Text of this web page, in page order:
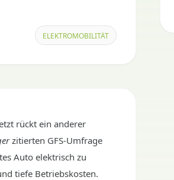
ELEKTROMOBILITÄT
rückt ein anderer
zitierten GFS-Umfrage
Auto elektrisch zu
tiefe Betriebskosten.